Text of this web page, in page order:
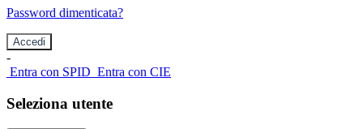
Password dimenticata?
-
Entra con SPID Entra con CIE
Seleziona utente